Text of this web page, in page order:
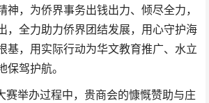
神，为侨界事务出钱出力、倾尽全力，
，全力助力侨界团结发展，用心守护海
基，用实际行动为华文教育推广、水立
保驾护航。
举办过程中，贵商会的慷慨赞助与庄